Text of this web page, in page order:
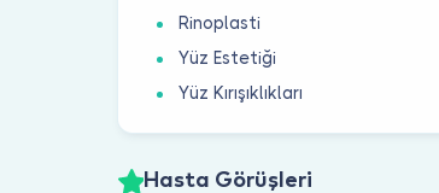
Rinoplasti
Yüz Estetiği
Yüz Kırışıklıkları
Hasta Görüşleri